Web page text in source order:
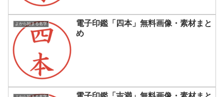
よから始まる名字
電子印鑑「四本」無料画像・素材まと
め